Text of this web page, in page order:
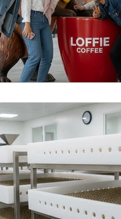
Storage Fiberglass